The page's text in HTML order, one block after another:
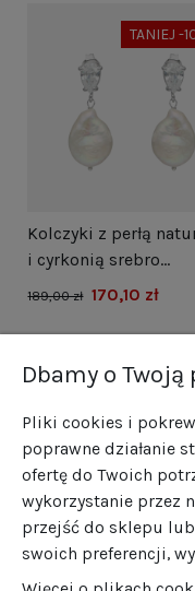
TANIEJ -
Kolczyki z perłą
i cyrkonią srebro
rodowane
189,00 zł 170,10 zł
Dbamy o
Pliki cookies i
poprawne działanie
ofertę do Twoich
wykorzystanie przez
przejść do sklepu
swoich preferencji,